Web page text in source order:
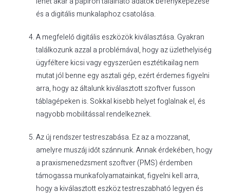
és a digitális munkalaphoz csatolása.
A megfelelő digitális eszközök kiválasztása. Gyakran
találkozunk azzal a problémával, hogy az üzlethelyiség
ügyféltere kicsi vagy egyszerűen esztétikailag nem
mutat jól benne egy asztali gép, ezért érdemes figyelni
arra, hogy az általunk kiválasztott szoftver fusson
táblagépeken is. Sokkal kisebb helyet foglalnak el, és
nagyobb mobilitással rendelkeznek.
Az új rendszer testreszabása. Ez az a mozzanat,
amelyre muszáj időt szánnunk. Annak érdekében, hogy
a praxismenedzsment szoftver (PMS) érdemben
támogassa munkafolyamatainkat, figyelni kell arra,
hogy a kiválasztott eszköz testreszabható legyen és